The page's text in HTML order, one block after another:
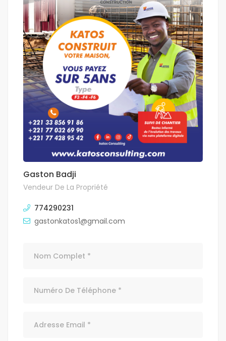
Gaston Badji
Vendeur De La Propriété
774290231
gastonkatos1@gmail.com